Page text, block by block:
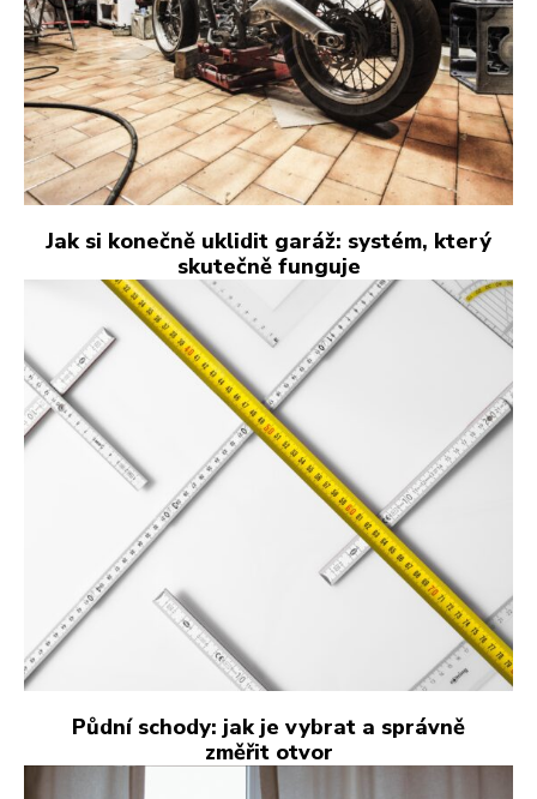
Jak si konečně uklidit garáž: systém, který
skutečně funguje
Půdní schody: jak je vybrat a správně
změřit otvor